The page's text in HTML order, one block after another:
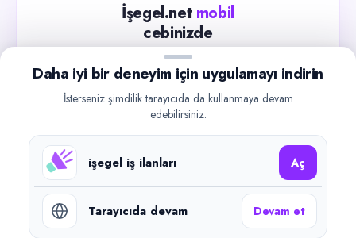
İşegel.net mobil
cebinizde
Güncel iş ilanlarını takip edin, işverenlerle hızlıca
iletişime geçin.
Google Play
©2026işegel.net. Tüm hakları saklıdır.
Daha iyi bir deneyim için uygulamayı indirin
İsterseniz şimdilik tarayıcıda da kullanmaya devam
edebilirsiniz.
işegel iş ilanları Aç
Tarayıcıda devam Devam et